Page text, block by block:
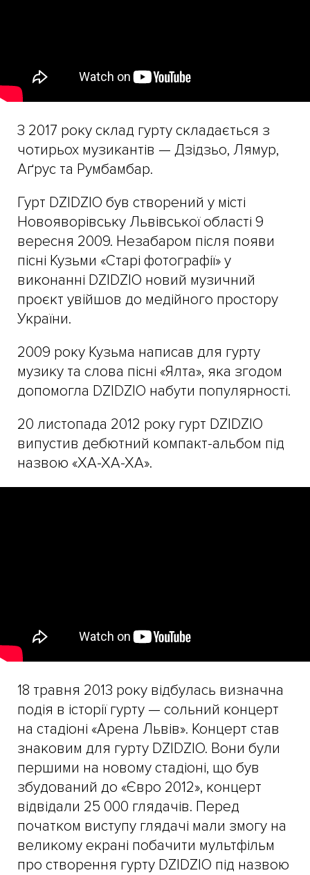
З 2017 року склад гурту складається з
чотирьох музикантів — Дзідзьо, Лямур,
Аґрус та Румбамбар.
Гурт DZIDZIO був створений у місті
Новояворівську Львівської області 9
вересня 2009. Незабаром після появи
пісні Кузьми «Старі фотографії» у
виконанні DZIDZIO новий музичний
проєкт увійшов до медійного простору
України.
2009 року Кузьма написав для гурту
музику та слова пісні «Ялта», яка згодом
допомогла DZIDZIO набути популярності.
20 листопада 2012 року гурт DZIDZIO
випустив дебютний компакт-альбом під
назвою «ХА-ХА-ХА».
18 травня 2013 року відбулась визначна
подія в історії гурту — сольний концерт
на стадіоні «Арена Львів». Концерт став
знаковим для гурту DZIDZIO. Вони були
першими на новому стадіоні, що був
збудований до «Євро 2012», концерт
відвідали 25 000 глядачів. Перед
початком виступу глядачі мали змогу на
великому екрані побачити мультфільм
про створення гурту DZIDZIO під назвою